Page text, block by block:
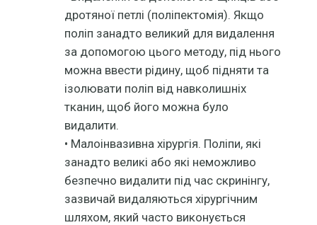
дротяної петлі (поліпектомія). Якщо
поліп занадто великий для видалення
за допомогою цього методу, під нього
можна ввести рідину, щоб підняти та
ізолювати поліп від навколишніх
тканин, щоб його можна було
видалити.
• Малоінвазивна хірургія. Поліпи, які
занадто великі або які неможливо
безпечно видалити під час скринінгу,
зазвичай видаляються хірургічним
шляхом, який часто виконується